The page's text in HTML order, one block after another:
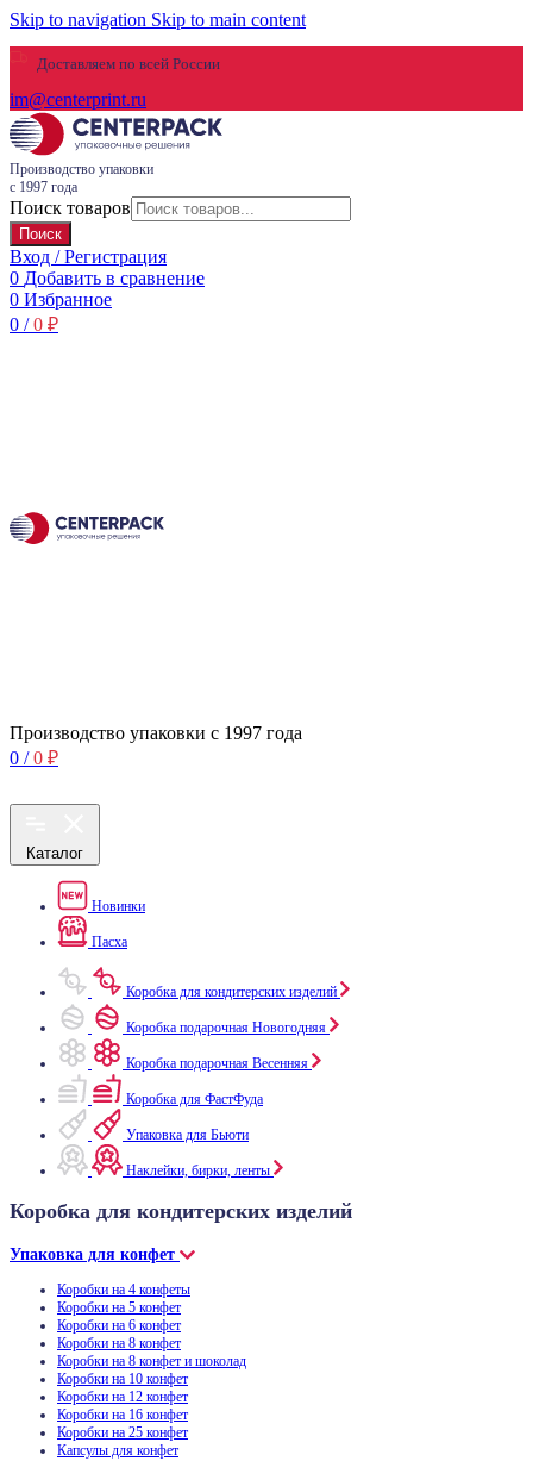
Skip to navigation Skip to main content
Доставляем по всей России
im@centerprint.ru
Производство упаковки
с 1997 года
Поиск товаров
Поиск
Вход / Регистрация
0 Добавить в сравнение
0 Избранное
0 / 0 ₽
Производство упаковки с 1997 года
0 / 0 ₽
Каталог
Новинки
Пасха
Коробка для кондитерских изделий
Коробка подарочная Новогодняя
Коробка подарочная Весенняя
Коробка для ФастФуда
Упаковка для Бьюти
Наклейки, бирки, ленты
Коробка для кондитерских изделий
Упаковка для конфет
Коробки на 4 конфеты
Коробки на 5 конфет
Коробки на 6 конфет
Коробки на 8 конфет
Коробки на 8 конфет и шоколад
Коробки на 10 конфет
Коробки на 12 конфет
Коробки на 16 конфет
Коробки на 25 конфет
Капсулы для конфет